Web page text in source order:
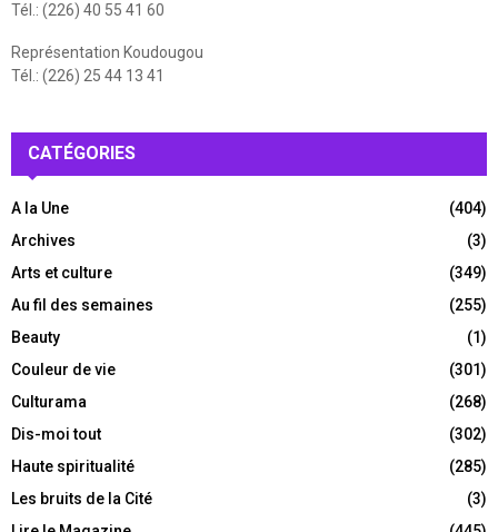
Tél.: (226) 40 55 41 60
Représentation Koudougou
Tél.: (226) 25 44 13 41
CATÉGORIES
A la Une
(404)
Archives
(3)
Arts et culture
(349)
Au fil des semaines
(255)
Beauty
(1)
Couleur de vie
(301)
Culturama
(268)
Dis-moi tout
(302)
Haute spiritualité
(285)
Les bruits de la Cité
(3)